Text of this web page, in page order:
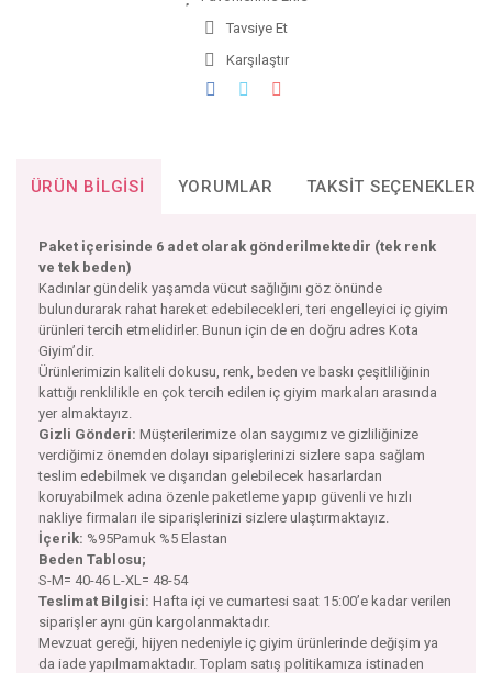
Tavsiye Et
Karşılaştır
ÜRÜN BILGISI YORUMLAR TAKSIT SEÇENEKLERI
Paket içerisinde 6 adet olarak gönderilmektedir (tek renk
ve tek beden)
Kadınlar gündelik yaşamda vücut sağlığını göz önünde
bulundurarak rahat hareket edebilecekleri, teri engelleyici iç giyim
ürünleri tercih etmelidirler. Bunun için de en doğru adres Kota
Giyim’dir.
Ürünlerimizin kaliteli dokusu, renk, beden ve baskı çeşitliliğinin
kattığı renklilikle en çok tercih edilen iç giyim markaları arasında
yer almaktayız.
Gizli Gönderi: Müşterilerimize olan saygımız ve gizliliğinize
verdiğimiz önemden dolayı siparişlerinizi sizlere sapa sağlam
teslim edebilmek ve dışarıdan gelebilecek hasarlardan
koruyabilmek adına özenle paketleme yapıp güvenli ve hızlı
nakliye firmaları ile siparişlerinizi sizlere ulaştırmaktayız.
İçerik: %95Pamuk %5 Elastan
Beden Tablosu;
S-M= 40-46 L-XL= 48-54
Teslimat Bilgisi: Hafta içi ve cumartesi saat 15:00’e kadar verilen
siparişler aynı gün kargolanmaktadır.
Mevzuat gereği, hijyen nedeniyle iç giyim ürünlerinde değişim ya
da iade yapılmamaktadır. Toplam satış politikamıza istinaden